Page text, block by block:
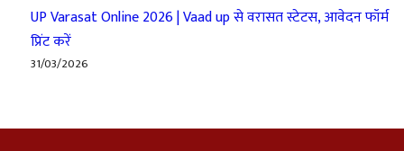
UP Varasat Online 2026 | Vaad up से वरासत स्टेटस, आवेदन फॉर्म
प्रिंट करें
31/03/2026